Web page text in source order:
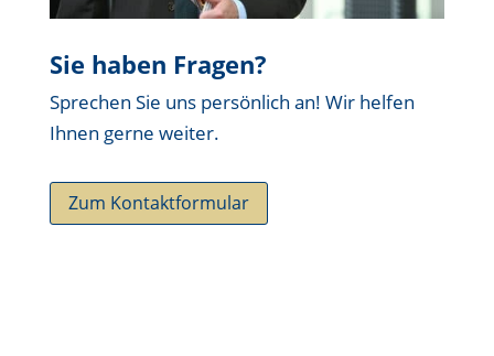
Sie haben Fragen?
Sprechen Sie uns persönlich an! Wir helfen
Ihnen gerne weiter.
Zum Kontaktformular